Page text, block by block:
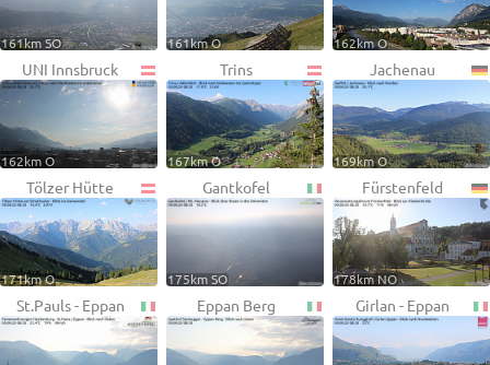
161km SO 161km O 162km O
UNI Innsbruck
162km O
Trins
167km O
Jachenau
169km O
Tölzer Hütte
171km O
Gantkofel
175km SO
Fürstenfeld
178km NO
St.Pauls - Eppan Eppan Berg Girlan - Eppan